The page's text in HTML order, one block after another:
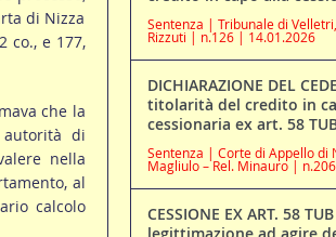
di Nizza
co., e 177,
che la
autorità di
nella
al
calcolo
Sentenza | Tribunale di
Rizzuti | n.126 | 14.01.2026
DICHIARAZIONE DEL
titolarità del credito in
cessionaria ex art. 58
Sentenza | Corte di Appello di
Magliulo – Rel. Minauro |
CESSIONE EX ART. 58